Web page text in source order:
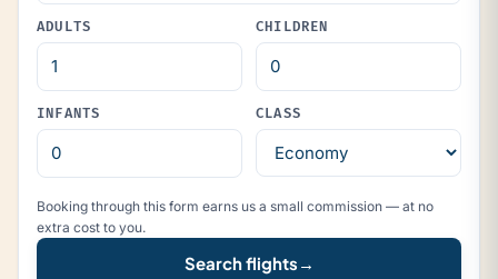
ADULTS CHILDREN
INFANTS CLASS
Booking through this form earns us a small commission — at no
extra cost to you.
Search flights →